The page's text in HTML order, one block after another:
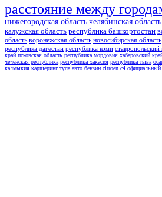
расстояние между
нижегородская область челябинская область
калужская область республика башкортостан
область воронежская область новосибирская область
республика дагестан республика коми ставропольский
край псковская область республика мордовия хабаровский
чеченская республика республика хакасия республика тыва
калмыкия каршеринг тула авто бензин citroen c4 официальный